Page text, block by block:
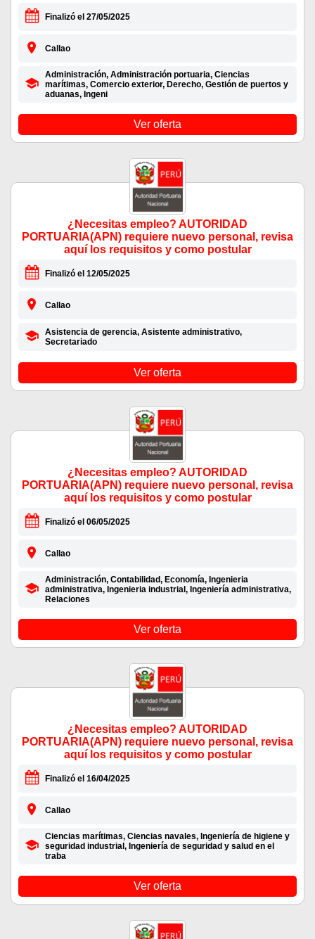
Finalizó el 27/05/2025
Callao
Administración, Administración portuaria, Ciencias
marítimas, Comercio exterior, Derecho, Gestión de puertos y
aduanas, Ingeni
Ver oferta
¿Necesitas empleo? AUTORIDAD
PORTUARIA(APN) requiere nuevo personal, revisa
aquí los requisitos y como postular
Finalizó el 12/05/2025
Callao
Asistencia de gerencia, Asistente administrativo,
Secretariado
Ver oferta
¿Necesitas empleo? AUTORIDAD
PORTUARIA(APN) requiere nuevo personal, revisa
aquí los requisitos y como postular
Finalizó el 06/05/2025
Callao
Administración, Contabilidad, Economía, Ingenieria
administrativa, Ingenieria industrial, Ingeniería administrativa,
Relaciones
Ver oferta
¿Necesitas empleo? AUTORIDAD
PORTUARIA(APN) requiere nuevo personal, revisa
aquí los requisitos y como postular
Finalizó el 16/04/2025
Callao
Ciencias marítimas, Ciencias navales, Ingeniería de higiene y
seguridad industrial, Ingeniería de seguridad y salud en el
traba
Ver oferta